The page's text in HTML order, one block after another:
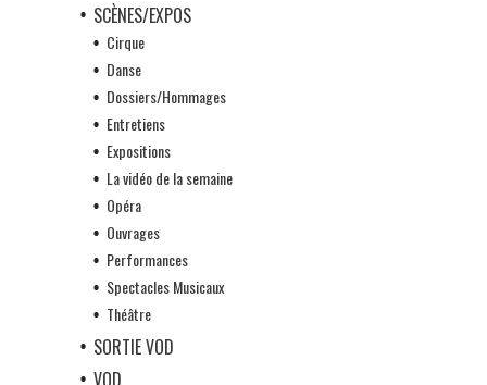
SCÈNES/EXPOS
Cirque
Danse
Dossiers/Hommages
Entretiens
Expositions
La vidéo de la semaine
Opéra
Ouvrages
Performances
Spectacles Musicaux
Théâtre
SORTIE VOD
VOD